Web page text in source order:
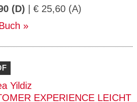
(D) | € 25,60 (A)
Yildiz
EXPERIENCE LEICHT